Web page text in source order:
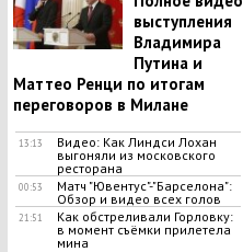
выступления
Владимира
Путина и
Маттео Ренци по итогам
переговоров в Милане
13:13
Видео: Как Линдси Лохан
выгоняли из московского
ресторана
00:53
Матч "Ювентус"-"Барселона":
Обзор и видео всех голов
21:51
Как обстреливали Горловку:
в момент съёмки прилетела
мина